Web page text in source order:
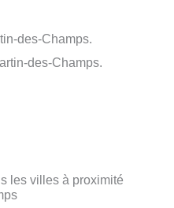
des-Champs.
des-Champs.
les villes à proximité